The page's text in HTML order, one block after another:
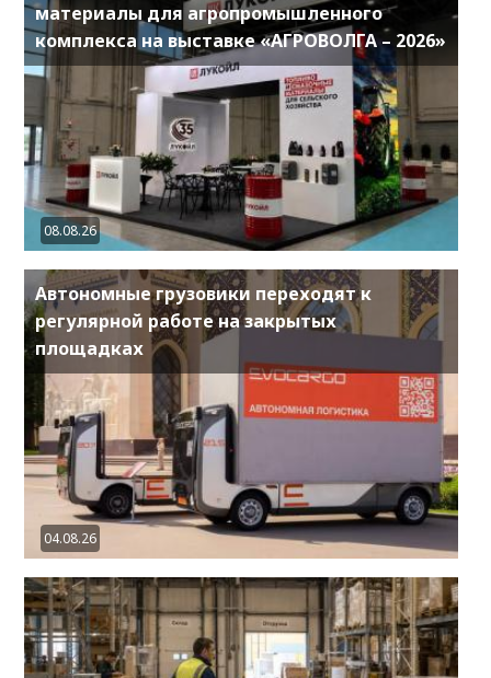
материалы для агропромышленного
комплекса на выставке «АГРОВОЛГА – 2026»
08.08.26
Автономные грузовики переходят к
регулярной работе на закрытых
площадках
04.08.26